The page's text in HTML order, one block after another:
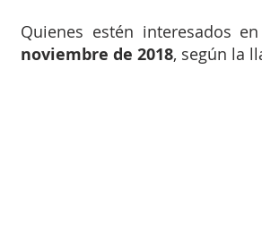
Quienes estén interesados
noviembre de 2018, según la